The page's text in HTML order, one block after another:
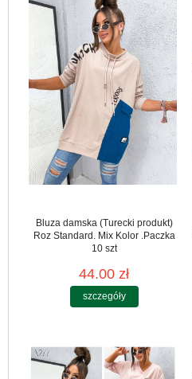
Bluza damska (Turecki produkt)
Roz Standard. Mix Kolor .Paczka
10 szt
44.00 zł
szczegóły